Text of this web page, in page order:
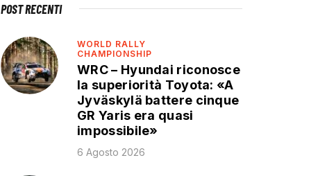
POST RECENTI
WORLD RALLY
CHAMPIONSHIP
WRC – Hyundai riconosce
la superiorità Toyota: «A
Jyväskylä battere cinque
GR Yaris era quasi
impossibile»
6 Agosto 2026